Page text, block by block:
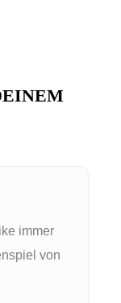
immer
von